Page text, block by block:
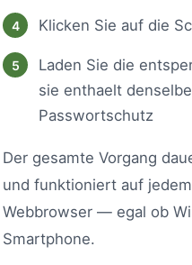
Klicken Sie auf die
Laden Sie die
sie enthaelt
Passwortschutz
Der gesamte Vorgang
und funktioniert auf
Webbrowser — egal ob
Smartphone.